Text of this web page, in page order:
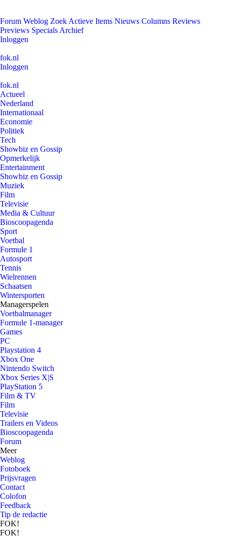
Forum Weblog Zoek Actieve Items Nieuws Columns Reviews
Previews Specials Archief
Inloggen
fok.nl
Inloggen
fok.nl
Actueel
Nederland
Internationaal
Economie
Politiek
Tech
Showbiz en Gossip
Opmerkelijk
Entertainment
Showbiz en Gossip
Muziek
Film
Televisie
Media & Cultuur
Bioscoopagenda
Sport
Voetbal
Formule 1
Autosport
Tennis
Wielrennen
Schaatsen
Wintersporten
Managerspelen
Voetbalmanager
Formule 1-manager
Games
PC
Playstation 4
Xbox One
Nintendo Switch
Xbox Series X|S
PlayStation 5
Film & TV
Film
Televisie
Trailers en Videos
Bioscoopagenda
Forum
Meer
Weblog
Fotoboek
Prijsvragen
Contact
Colofon
Feedback
Tip de redactie
FOK!
FOK!